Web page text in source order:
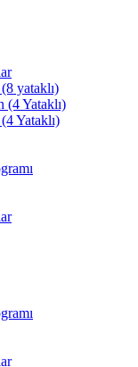
yataklı)
(4 Yataklı)
Yataklı)